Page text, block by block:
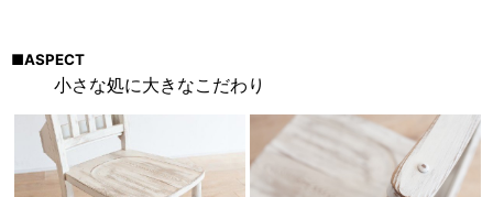
■ASPECT
小さな処に大きなこだわり